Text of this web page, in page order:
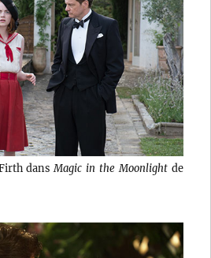
dans Magic in the Moonlightde